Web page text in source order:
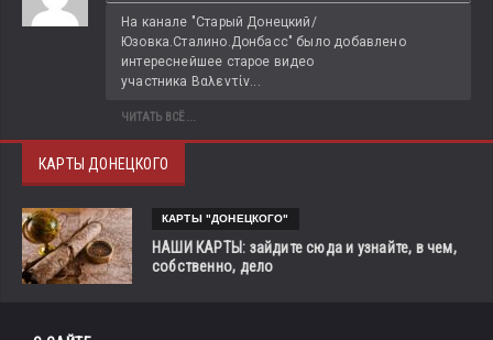
На канале "Старый Донецкий/
Юзовка.Сталино.Донбасс" было добавлено
интереснейшее старое видео
участника Βαλεντίν...
ЧИТАТЬ ВСЁ...
КАРТЫ ДОНЕЦКОГО
КАРТЫ "ДОНЕЦКОГО"
НАШИ КАРТЫ: зайдите сюда и узнайте, в чем,
собственно, дело